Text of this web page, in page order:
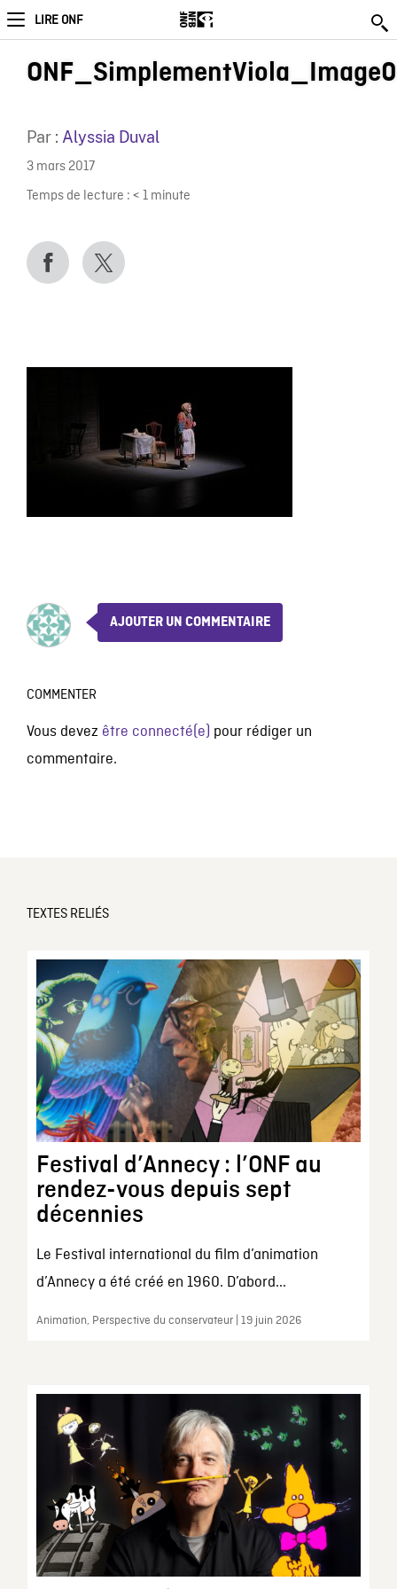
LIRE ONF
Par : Alyssia Duval
3 mars 2017
Temps de lecture : < 1 minute
AJOUTER UN COMMENTAIRE
COMMENTER
Vous devez être connecté(e) pour rédiger un
commentaire.
TEXTES RELIÉS
Festival d’Annecy : l’ONF au
rendez-vous depuis sept
décennies
Le Festival international du film d’animation
d’Annecy a été créé en 1960. D’abord...
Animation, Perspective du conservateur | 19 juin 2026